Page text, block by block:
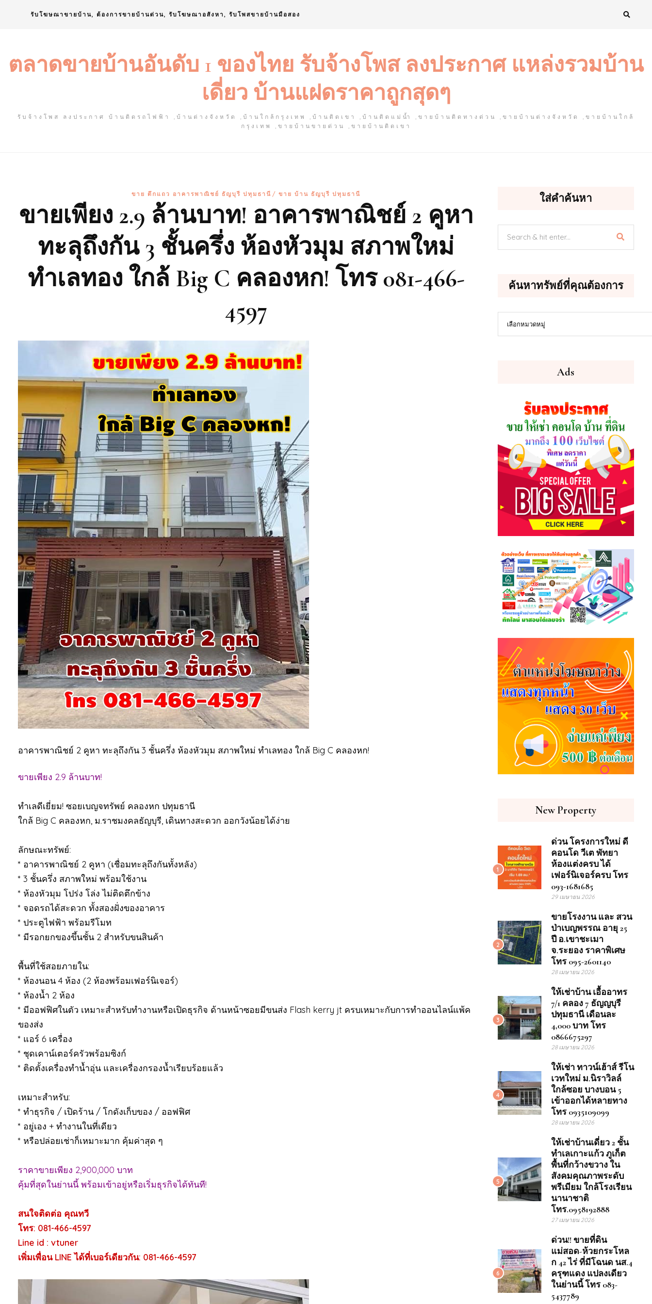
รับโฆษณาขายบ้าน, ต้องการขายบ้านด่วน, รับโฆษณาอสังหา, รับโพสขายบ้านมือสอง
ตลาดขายบ้านอันดับ 1 ของไทย รับจ้างโพส ลงประกาศ แหล่งรวมบ้าน
เดี่ยว บ้านแฝดราคาถูกสุดๆ
รับจ้างโพส ลงประกาศ บ้านติดรถไฟฟ้า ,บ้านต่างจังหวัด ,บ้านใกล้กรุงเทพ ,บ้านติดเขา ,บ้านติดแม่น้ำ ,ขายบ้านติดทางด่วน ,ขายบ้านต่างจังหวัด ,ขายบ้านใกล้
กรุงเทพ ,ขายบ้านขายด่วน ,ขายบ้านติดเขา
ขาย ตึกแถว อาคารพาณิชย์ ธัญบุรี ปทุมธานี ขาย บ้าน ธัญบุรี ปทุมธานี
ขายเพียง 2.9 ล้านบาท! อาคารพาณิชย์ 2 คูหา
ทะลุถึงกัน 3 ชั้นครึ่ง ห้องหัวมุม สภาพใหม่
ทำเลทอง ใกล้ Big C คลองหก! โทร 081-466-
4597
อาคารพาณิชย์ 2 คูหา ทะลุถึงกัน 3 ชั้นครึ่ง ห้องหัวมุม สภาพใหม่ ทำเลทอง ใกล้ Big C คลองหก!
ขายเพียง 2.9 ล้านบาท!
ทำเลดีเยี่ยม! ซอยเบญจทรัพย์ คลองหก ปทุมธานี
ใกล้ Big C คลองหก, ม.ราชมงคลธัญบุรี, เดินทางสะดวก ออกวังน้อยได้ง่าย
ลักษณะทรัพย์:
* อาคารพาณิชย์ 2 คูหา (เชื่อมทะลุถึงกันทั้งหลัง)
* 3 ชั้นครึ่ง สภาพใหม่ พร้อมใช้งาน
* ห้องหัวมุม โปร่ง โล่ง ไม่ติดตึกข้าง
* จอดรถได้สะดวก ทั้งสองฝั่งของอาคาร
* ประตูไฟฟ้า พร้อมรีโมท
* มีรอกยกของขึ้นชั้น 2 สำหรับขนสินค้า
พื้นที่ใช้สอยภายใน:
* ห้องนอน 4 ห้อง (2 ห้องพร้อมเฟอร์นิเจอร์)
* ห้องน้ำ 2 ห้อง
* มีออฟฟิศในตัว เหมาะสำหรับทำงานหรือเปิดธุรกิจ ด้านหน้าซอยมีขนส่ง Flash kerry jt ครบเหมาะกับการทำออนไลน์แพ้ค
ของส่ง
* แอร์ 6 เครื่อง
* ชุดเคาน์เตอร์ครัวพร้อมซิงก์
* ติดตั้งเครื่องทำน้ำอุ่น และเครื่องกรองน้ำเรียบร้อยแล้ว
เหมาะสำหรับ:
* ทำธุรกิจ / เปิดร้าน / โกดังเก็บของ / ออฟฟิศ
* อยู่เอง + ทำงานในที่เดียว
* หรือปล่อยเช่าก็เหมาะมาก คุ้มค่าสุด ๆ
ราคาขายเพียง 2,900,000 บาท
คุ้มที่สุดในย่านนี้ พร้อมเข้าอยู่หรือเริ่มธุรกิจได้ทันที!
สนใจติดต่อ คุณทวี
โทร: 081-466-4597
Line id : vtuner
เพิ่มเพื่อน LINE ได้ที่เบอร์เดียวกัน: 081-466-4597
ใส่คำค้นหา
ค้นหาทรัพย์ที่คุณต้องการ
เลือกหมวดหมู่
Ads
New Property
1
ด่วน โครงการใหม่ ดี
คอนโด วีเต พัทยา
ห้องแต่งครบ ได้
เฟอร์นิเจอร์ครบ โทร
093-1681685
29 เมษายน 2026
2
ขายโรงงาน และ สวน
ป่าเบญพรรณ อายุ 25
ปี อ.เขาชะเมา
จ.ระยอง ราคาพิเศษ
โทร 095-2601140
28 เมษายน 2026
3
ให้เช่าบ้าน เอื้ออาทร
7/1 คลอง 7 ธัญญบุรี
ปทุมธานี เดือนละ
4,000 บาท โทร
0866675297
28 เมษายน 2026
4
ให้เช่า ทาวน์เฮ้าส์ รีโน
เวทใหม่ ม.นิราวิลล์
ใกล้ซอย บางบอน 5
เข้าออกได้หลายทาง
โทร 0935109099
28 เมษายน 2026
5
ให้เช่าบ้านเดี่ยว 2 ชั้น
ทำเลเกาะแก้ว ภูเก็ต
พื้นที่กว้างขวาง ใน
สังคมคุณภาพระดับ
พรีเมียม ใกล้โรงเรียน
นานาชาติ
โทร.0958192888
27 เมษายน 2026
6
ด่วน!! ขายที่ดิน
แม่สอด-ห้วยกระโหล
ก 42 ไร่ ที่มีโฉนด นส.4
ครุฑแดง แปลงเดียว
ในย่านนี้ โทร 083-
5437789